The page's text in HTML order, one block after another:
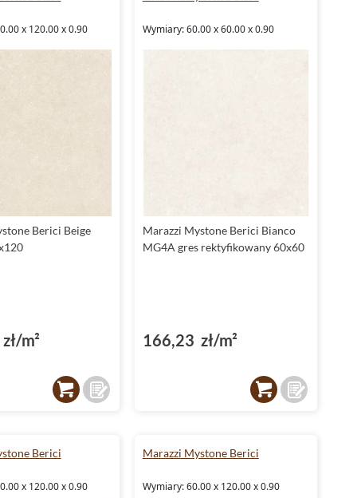
Rektyfikowane
krawędzie płytek z kolekcji Mystone Berici
wnętrzom elegancji i spójności. Ten proces technologiczny
umożliwia idealne dopasowanie płytek i uzyskanie niezwykle
Funkcjonalne płytki w formacie 60x120
Kolekcja płytek 60x120 pozwala na tworzenie nowoczesnych
Płytki do łazienki - komfort i styl
Kolekcja płytek do łazienki
Marazzi Mystone Berici to
połączenie funkcjonalności z estetyką. Ich
czyni je idealnym wyborem nawet do łazienek położonych w
x 120.00 x 0.90
Berici Beige
m²
Wymiary: 60.00 x 60.00 x 0.90
Marazzi Mystone Berici Bianco
MG4A gres rektyfikowany 60x60
166,23 zł/m²
Berici
x 120.00 x 0.90
Marazzi Mystone Berici
Wymiary: 60.00 x 120.00 x 0.90